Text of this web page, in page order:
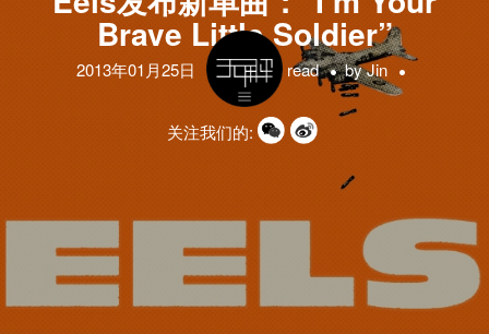
Brave Little Soldier”
2013年01月25日 1 minute read byJin
关注我们的: